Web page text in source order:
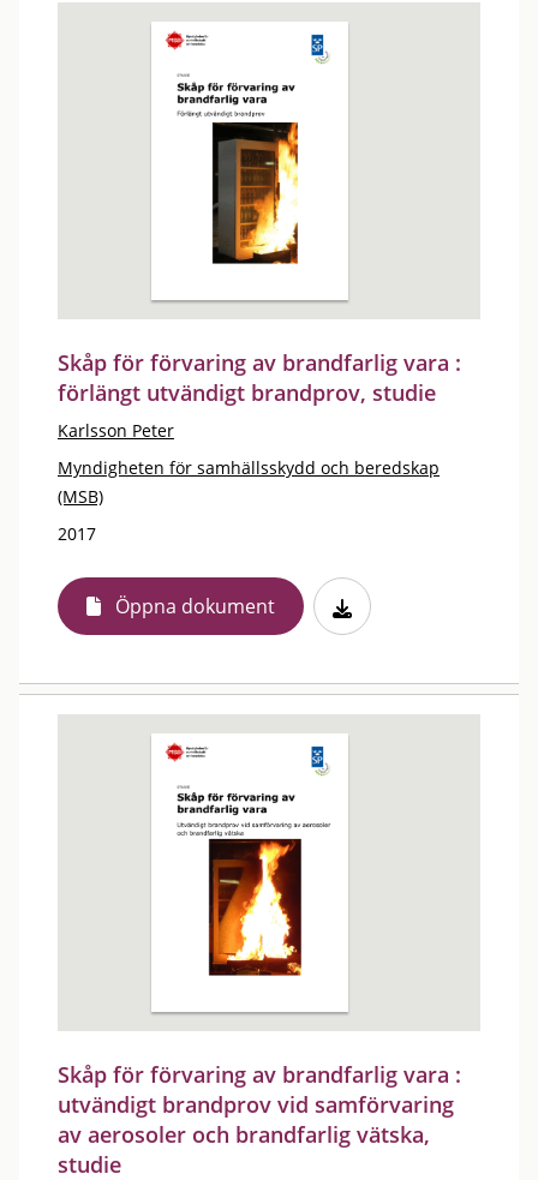
Skåp för förvaring av brandfarlig vara :
förlängt utvändigt brandprov, studie
Karlsson Peter
Myndigheten för samhällsskydd och beredskap
(MSB)
2017
Öppna dokument
Skåp för förvaring av brandfarlig vara :
utvändigt brandprov vid samförvaring
av aerosoler och brandfarlig vätska,
studie